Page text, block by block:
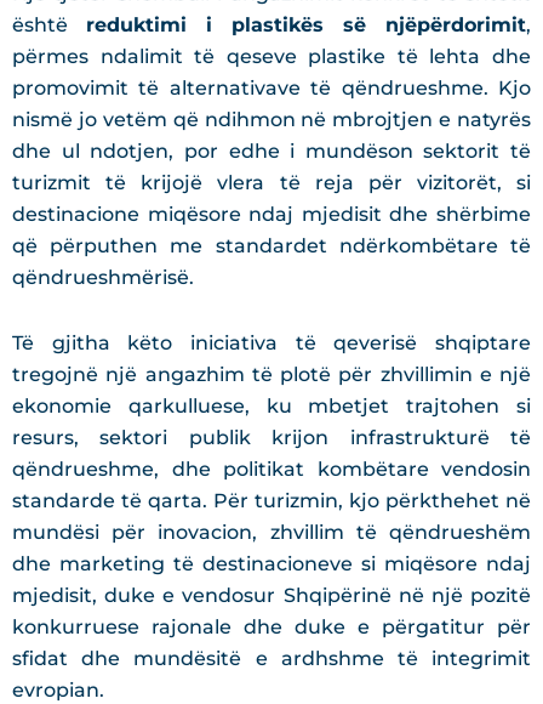
është reduktimi i plastikës së njëpërdorimit,
përmes ndalimit të qeseve plastike të lehta dhe
promovimit të alternativave të qëndrueshme. Kjo
nismë jo vetëm që ndihmon në mbrojtjen e natyrës
dhe ul ndotjen, por edhe i mundëson sektorit të
turizmit të krijojë vlera të reja për vizitorët, si
destinacione miqësore ndaj mjedisit dhe shërbime
që përputhen me standardet ndërkombëtare të
qëndrueshmërisë.
Të gjitha këto iniciativa të qeverisë shqiptare
tregojnë një angazhim të plotë për zhvillimin e një
ekonomie qarkulluese, ku mbetjet trajtohen si
resurs, sektori publik krijon infrastrukturë të
qëndrueshme, dhe politikat kombëtare vendosin
standarde të qarta. Për turizmin, kjo përkthehet në
mundësi për inovacion, zhvillim të qëndrueshëm
dhe marketing të destinacioneve si miqësore ndaj
mjedisit, duke e vendosur Shqipërinë në një pozitë
konkurruese rajonale dhe duke e përgatitur për
sfidat dhe mundësitë e ardhshme të integrimit
evropian.